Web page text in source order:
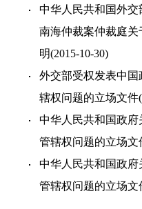
中华人民共和国外
南海仲裁案仲裁庭
明(2015-10-30)
外交部受权发表中
辖权问题的立场文件
中华人民共和国政
管辖权问题的立场文
中华人民共和国政
管辖权问题的立场文